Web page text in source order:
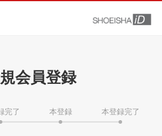
会員登録
完了 本登録 本登録完了